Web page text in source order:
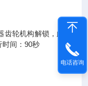
轮机构解锁，此时
时间：90秒
电话咨询